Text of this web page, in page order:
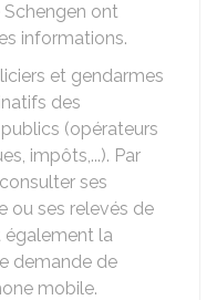
ont
informations.
et gendarmes
des
(opérateurs
impôts,...). Par
ses
ou ses relevés de
également la
demande de
mobile.